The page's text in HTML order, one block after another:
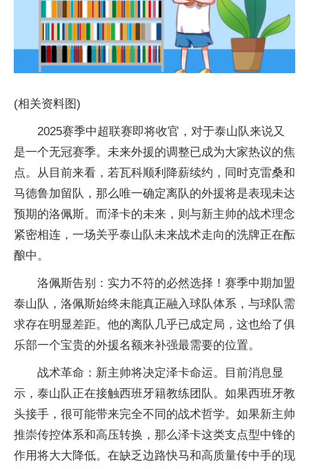
(相关资料图)
2025赛季中超联赛即将收官，对于泰山队来说又
是一个无冠赛季。未来外援的调整已成为大家热议的焦
点。从目前来看，若瓦科顺利降薪续约，同时克雷桑和
马德鲁加留队，那么唯一确定离队的外援将是表现未达
预期的洛佩斯。而泽卡的未来，则与新主帅的战术理念
紧密相连，一场关乎泰山队未来战术走向的洗牌正在酝
酿中。
洛佩斯告别：实力不符的必然选择！赛季中期加盟
泰山队，洛佩斯始终未能真正融入球队体系，与球队需
求存在明显差距。他的离队几乎已成定局，这也给了俱
乐部一个宝贵的外援名额来补强最需要的位置。
战术革命：新主帅将决定泽卡命运。目前消息显
示，泰山队正在接触西班牙籍教练团队。如果西班牙教
头接手，很可能带来完全不同的战术哲学。如果新主帅
推崇传控体系和高压转换，那么泽卡这类支点型中锋的
作用将大大降低。在缺乏边路快马和高质量传中手的现